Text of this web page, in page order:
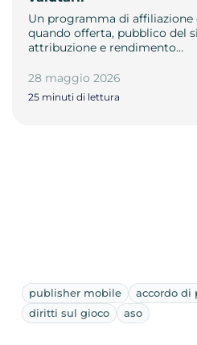
Un programma di
quando offerta, pubblico del
attribuzione e rendimento…
28 maggio 2026
25 minuti di lettura
publisher mobile
accordo di
diritti sul gioco
aso